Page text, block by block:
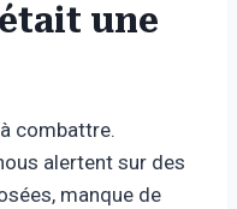
une
combattre.
alertent sur des
manque de